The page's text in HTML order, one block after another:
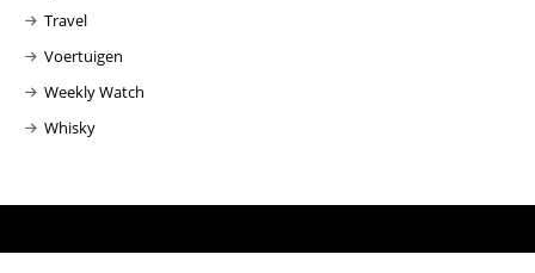
Travel
Voertuigen
Weekly Watch
Whisky